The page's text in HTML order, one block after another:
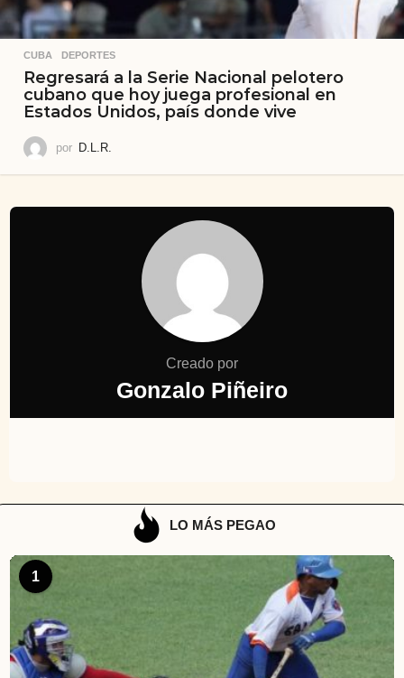
CUBA ,DEPORTES
Regresará a la Serie Nacional pelotero
cubano que hoy juega profesional en
Estados Unidos, país donde vive
por D.L.R.
Creado por
Gonzalo Piñeiro
LO MÁS PEGAO
1